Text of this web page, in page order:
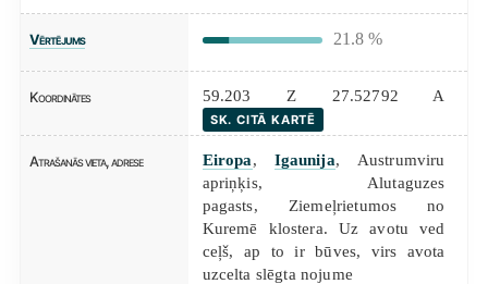
Vērtējums 21.8 %
Koordinātes 59.203 Z 27.52792 A
SK. CITĀ KARTĒ
Atrašanās vieta, adrese Eiropa, Igaunija, Austrumviru
apriņķis, Alutaguzes
pagasts, Ziemeļrietumos no
Kuremē klostera. Uz avotu ved
ceļš, ap to ir būves, virs avota
uzcelta slēgta nojume